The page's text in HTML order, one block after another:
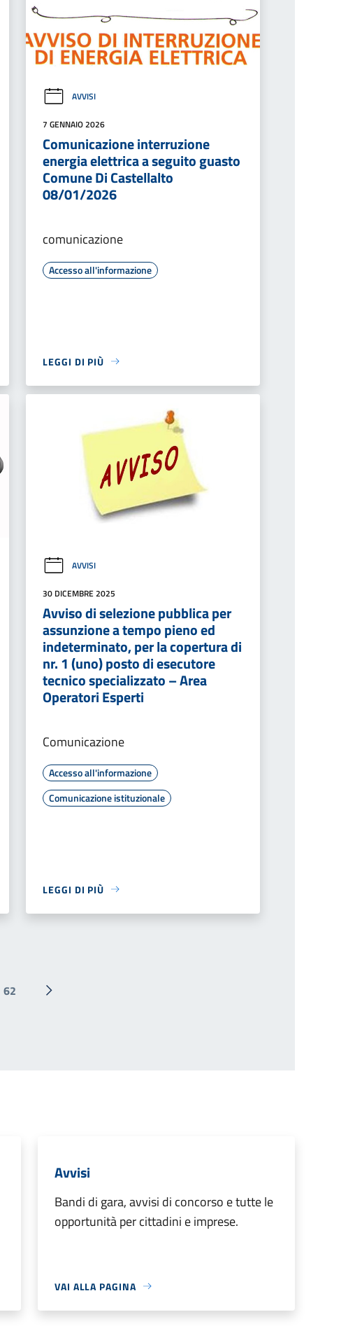
AVVISI
7 GENNAIO 2026
Comunicazione interruzione
energia elettrica a seguito guasto
Comune Di Castellalto
08/01/2026
comunicazione
Accesso all'informazione
LEGGI DI PIÙ
AVVISI
30 DICEMBRE 2025
Avviso di selezione pubblica per
assunzione a tempo pieno ed
indeterminato, per la copertura di
nr. 1 (uno) posto di esecutore
tecnico specializzato – Area
Operatori Esperti
Comunicazione
Accesso all'informazione
Comunicazione istituzionale
LEGGI DI PIÙ
62
Pagina successiva
Avvisi
Bandi di gara, avvisi di concorso e tutte le
opportunità per cittadini e imprese.
VAI ALLA PAGINA